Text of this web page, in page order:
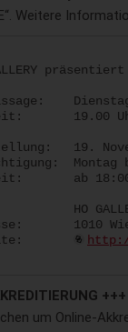
Weitere
19.00
19.
Montag
ab 18:00
GALLERY
1010
+++
um Online-